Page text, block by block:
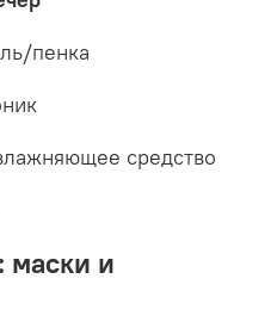
пенка
средство
маски и